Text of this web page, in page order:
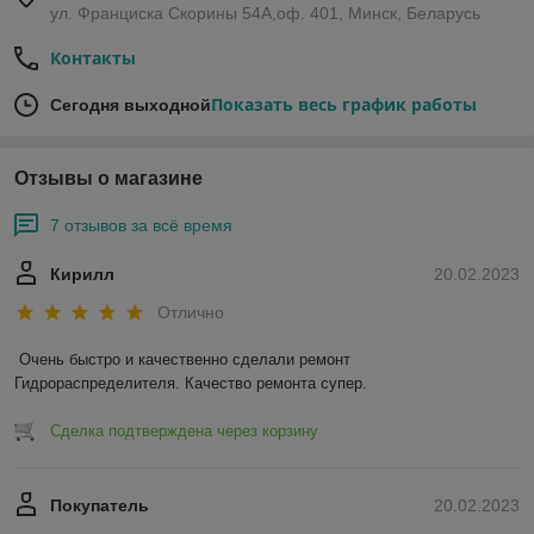
ул. Франциска Скорины 54А,оф. 401, Минск, Беларусь
Контакты
Сегодня выходнойПоказать весь график работы
Отзывы о магазине
7 отзывов за всё время
20.02.2023
Кирилл
Отлично
Очень быстро и качественно сделали ремонт
Гидрораспределителя. Качество ремонта супер.
Сделка подтверждена через корзину
20.02.2023
Покупатель